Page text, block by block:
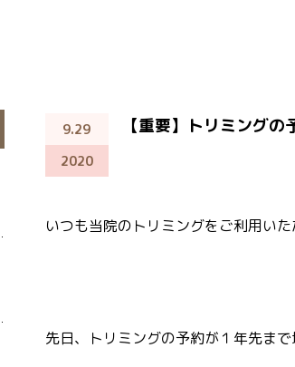
9.29
2020
【重要】トリミングの
いつも当院のトリミングをご利用い
先日、トリミングの予約が１年先まで